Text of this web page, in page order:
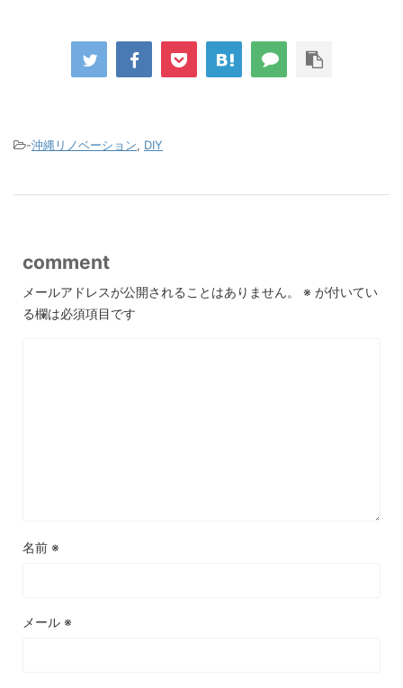
-沖縄リノベーション, DIY
comment
メールアドレスが公開されることはありません。 ※ が付いてい
る欄は必須項目です
名前 ※
メール ※